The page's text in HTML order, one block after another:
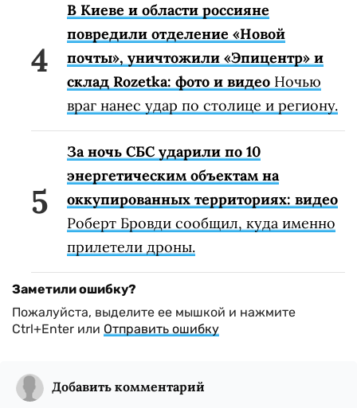
В Киеве и области россияне
повредили отделение «Новой
почты», уничтожили «Эпицентр» и
склад Rozetka: фото и видео Ночью
враг нанес удар по столице и региону.
За ночь СБС ударили по 10
энергетическим объектам на
оккупированных территориях: видео
Роберт Бровди сообщил, куда именно
прилетели дроны.
Заметили ошибку?
Пожалуйста, выделите ее мышкой и нажмите
Ctrl+Enter или Отправить ошибку
Добавить комментарий